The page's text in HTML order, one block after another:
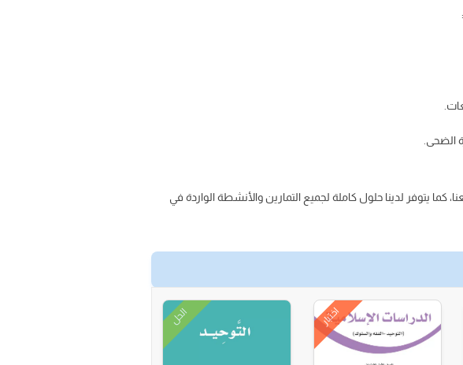
الضحى.
كما يتوفر لدينا حلول كاملة لجميع التمارين والأنشطة الواردة في
اختبار الحل